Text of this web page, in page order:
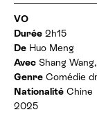
o
r
a
i
r
e
s
:
I
n
f
o
r
m
a
t
VO
Durée 2h15
De Huo Meng
Avec Shang
Genre Comédie
Nationalité Chine
2025